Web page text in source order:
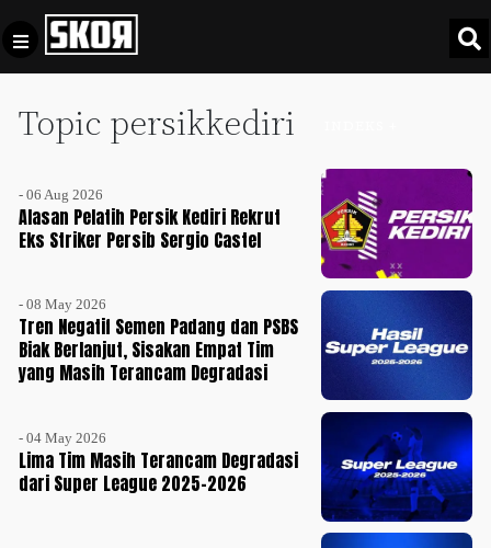
Topic persikkediri
- 06 Aug 2026
Alasan Pelatih Persik Kediri Rekrut
Eks Striker Persib Sergio Castel
- 08 May 2026
Tren Negatif Semen Padang dan PSBS
Biak Berlanjut, Sisakan Empat Tim
yang Masih Terancam Degradasi
- 04 May 2026
Lima Tim Masih Terancam Degradasi
dari Super League 2025-2026
Football +
Culture +
Timnas
Indonesia
SPECIAL
Video
Privacy
Pedoman
Pemberitaan
Media
Disclaimer
Tentang